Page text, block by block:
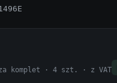
komplet · 4 szt. · z VAT